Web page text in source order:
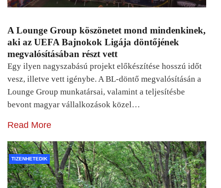
A Lounge Group köszönetet mond mindenkinek,
aki az UEFA Bajnokok Ligája döntőjének
megvalósításában részt vett
Egy ilyen nagyszabású projekt előkészítése hosszú időt
vesz, illetve vett igénybe. A BL-döntő megvalósításán a
Lounge Group munkatársai, valamint a teljesítésbe
bevont magyar vállalkozások közel…
Read More
TIZENHETEDIK